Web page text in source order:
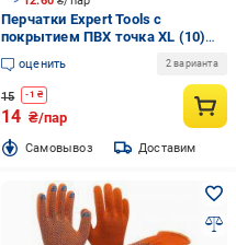
Перчатки Expert Tools с
покрытием ПВХ точка XL (10)
1212
оценить 2 варианта
15 -1 ₴
14 ₴/пар
Cамовывоз Доставим